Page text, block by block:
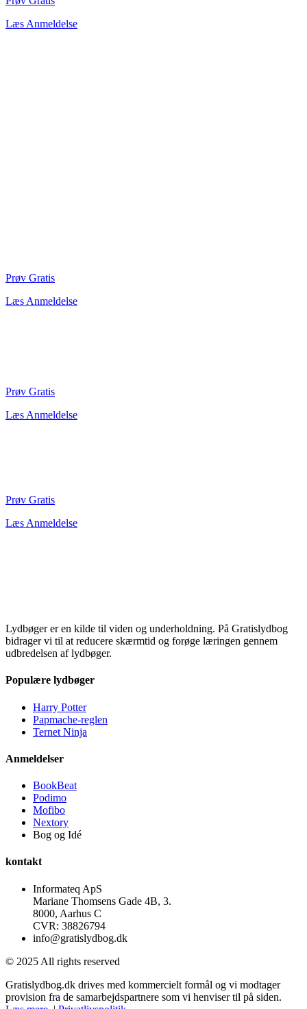
Læs Anmeldelse
Prøv Gratis
Læs Anmeldelse
Prøv Gratis
Læs Anmeldelse
Prøv Gratis
Læs Anmeldelse
Lydbøger er en kilde til viden og underholdning. På Gratislydbog
bidrager vi til at reducere skærmtid og forøge læringen gennem
udbredelsen af lydbøger.
Populære lydbøger
Harry Potter
Papmache-reglen
Ternet Ninja
Anmeldelser
BookBeat
Podimo
Mofibo
Nextory
Bog og Idé
kontakt
Informateq ApS
Mariane Thomsens Gade 4B, 3.
8000, Aarhus C
CVR: 38826794
info@gratislydbog.dk
© 2025 All rights reserved
Gratislydbog.dk drives med kommercielt formål og vi modtager
provision fra de samarbejdspartnere som vi henviser til på siden.